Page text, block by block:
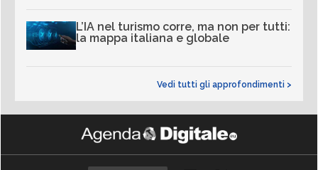
L’IA nel turismo corre, ma non per tutti:
la mappa italiana e globale
Vedi tutti gli approfondimenti >